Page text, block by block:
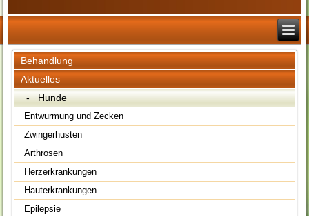
Behandlung
Aktuelles
- Hunde
Entwurmung und Zecken
Zwingerhusten
Arthrosen
Herzerkrankungen
Hauterkrankungen
Epilepsie